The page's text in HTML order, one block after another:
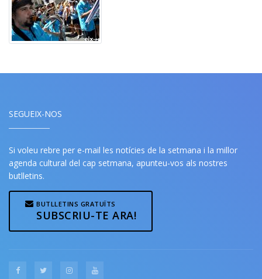
SEGUEIX-NOS
Si voleu rebre per e-mail les notícies de la setmana i la millor
agenda cultural del cap setmana, apunteu-vos als nostres
butlletins.
BUTLLETINS GRATUÏTS
SUBSCRIU-TE ARA!